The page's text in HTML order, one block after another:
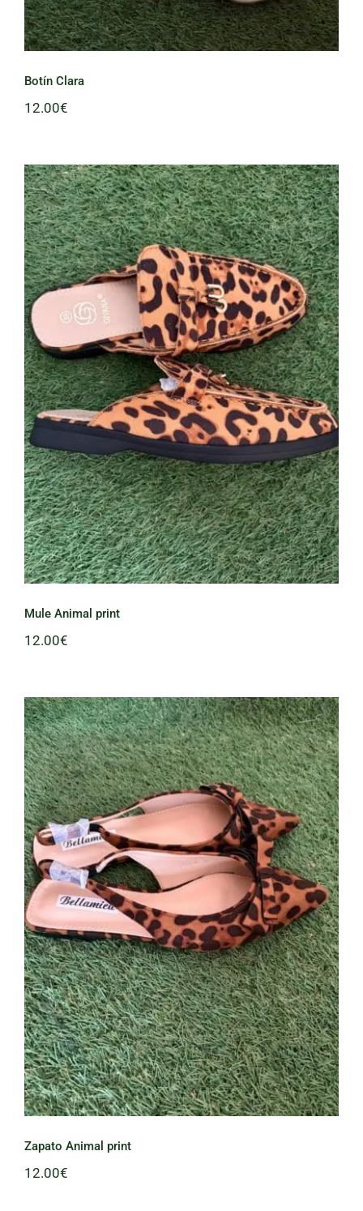
Botín Clara
12.00€
Mule Animal print
Mule Animal print
12.00€
Zapato Animal print
Zapato Animal print
12.00€